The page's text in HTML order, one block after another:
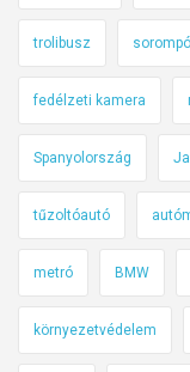
trolibusz sorompó
fedélzeti kamera
Spanyolország
tűzoltóautó
metró BMW
környezetvédelem